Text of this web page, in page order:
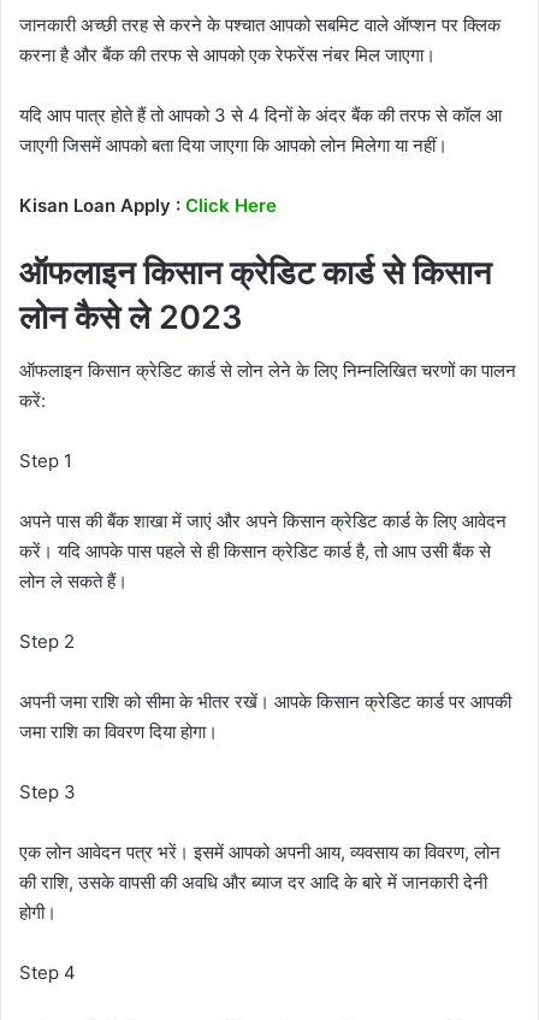
जानकारी अच्छी तरह से करने के पश्चात आपको सबमिट वाले ऑप्शन पर क्लिक
करना है और बैंक की तरफ से आपको एक रेफरेंस नंबर मिल जाएगा।
यदि आप पात्र होते हैं तो आपको 3 से 4 दिनों के अंदर बैंक की तरफ से कॉल आ
जाएगी जिसमें आपको बता दिया जाएगा कि आपको लोन मिलेगा या नहीं।
Kisan Loan Apply : Click Here
ऑफलाइन किसान क्रेडिट कार्ड से किसान
लोन कैसे ले 2023
ऑफलाइन किसान क्रेडिट कार्ड से लोन लेने के लिए निम्नलिखित चरणों का पालन
करें:
Step 1
अपने पास की बैंक शाखा में जाएं और अपने किसान क्रेडिट कार्ड के लिए आवेदन
करें। यदि आपके पास पहले से ही किसान क्रेडिट कार्ड है, तो आप उसी बैंक से
लोन ले सकते हैं।
Step 2
अपनी जमा राशि को सीमा के भीतर रखें। आपके किसान क्रेडिट कार्ड पर आपकी
जमा राशि का विवरण दिया होगा।
Step 3
एक लोन आवेदन पत्र भरें। इसमें आपको अपनी आय, व्यवसाय का विवरण, लोन
की राशि, उसके वापसी की अवधि और ब्याज दर आदि के बारे में जानकारी देनी
होगी।
Step 4